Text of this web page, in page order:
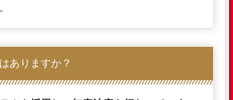
ありますか？